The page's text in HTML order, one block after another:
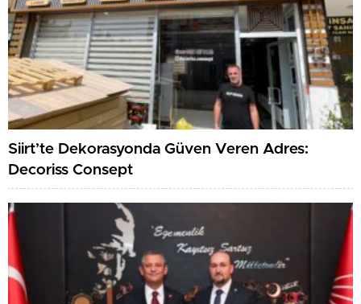
Siirt’te Dekorasyonda Güven Veren Adres:
Decoriss Consept